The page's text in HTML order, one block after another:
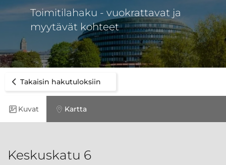
Toimitilahaku - vuokrattavat ja
myytävät kohteet
Takaisin hakutuloksiin
Kuvat Kartta
Keskuskatu 6